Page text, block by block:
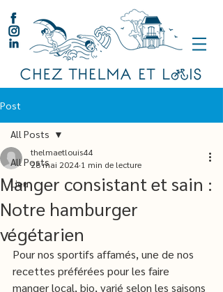
Post
All Posts
Lieu
All Posts
Manger consistant et sain :
Notre hamburger
végétarien
thelmaetlouis44
28 mai 2024 1 min de lecture
Pour nos sportifs affamés, une de nos
recettes préférées pour les faire
manger local, bio, varié selon les saisons